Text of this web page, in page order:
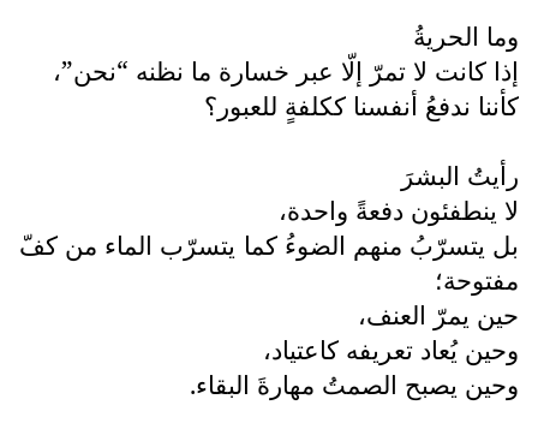
وما الحريةُ
إذا كانت لا تمرّ إلّا عبر خسارة ما نظنه “نحن”،
كأننا ندفعُ أنفسنا ككلفةٍ للعبور؟
رأيتُ البشرَ
لا ينطفئون دفعةً واحدة،
بل يتسرّبُ منهم الضوءُ كما يتسرّب الماء من كفّ
مفتوحة؛
حين يمرّ العنف،
وحين يُعاد تعريفه كاعتياد،
وحين يصبح الصمتُ مهارةَ البقاء.